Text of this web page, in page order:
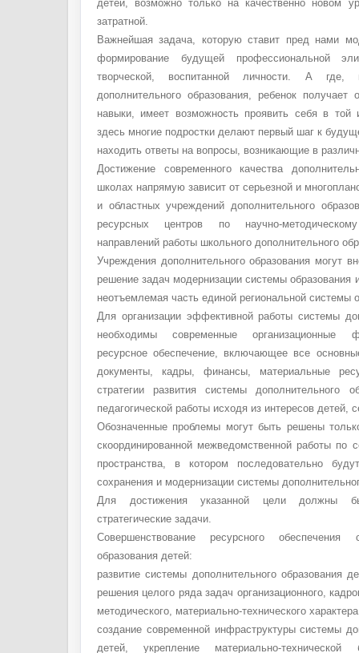
детей, возможно только на качественно новом
затратной.
Важнейшая задача, которую ставит пред нами
формирование будущей профессиональной
творческой, воспитанной личности. А
дополнительного образования, ребенок получает
навыки, имеет возможность проявить себя в
здесь многие подростки делают первый шаг к
находить ответы на вопросы, возникающие в
Достижение современного качества
школах напрямую зависит от серьезной и
и областных учреждений дополнительного
ресурсных центров по научно-
направлений работы школьного дополнительного
Учреждения дополнительного образования могут
решение задач модернизации системы образования
неотъемлемая часть единой региональной системы
Для организации эффективной работы системы
необходимы современные организационные
ресурсное обеспечение, включающее все
документы, кадры, финансы, материальные
стратегии развития системы дополнительного
педагогической работы исходя из интересов детей,
Обозначенные проблемы могут быть решены
скоординированной межведомственной работы по
пространства, в котором последовательно
сохранения и модернизации системы
Для достижения указанной цели должны
стратегические задачи.
Совершенствование ресурсного обеспечения
образования детей:
развитие системы дополнительного образования
решения целого ряда задач организационного,
методического, материально-технического
создание современной инфраструктуры системы
детей, укрепление материально-технической